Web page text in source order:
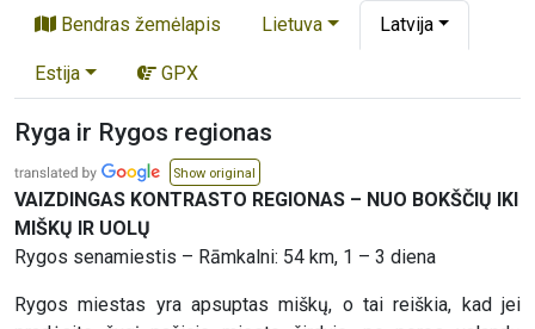
Bendras žemėlapis Lietuva Latvija
Estija GPX
Ryga ir Rygos regionas
Show original
VAIZDINGAS KONTRASTO REGIONAS – NUO BOKŠČIŲ IKI
MIŠKŲ IR UOLŲ
Rygos senamiestis – Rāmkalni: 54 km, 1 – 3 diena
Rygos miestas yra apsuptas miškų, o tai reiškia, kad jei